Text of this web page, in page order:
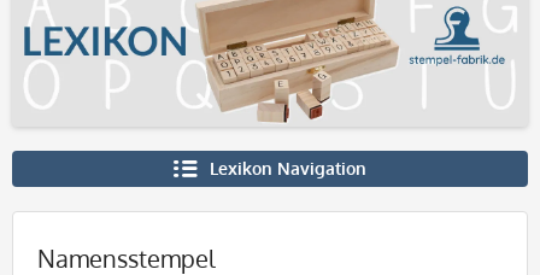
Lexikon Navigation
Namensstempel